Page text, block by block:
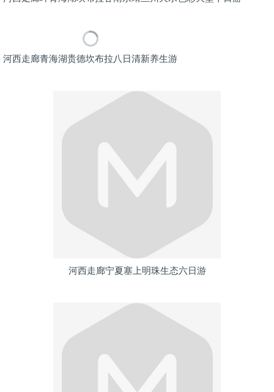
河西走廊青海湖贵德坎布拉八日清新养生游
河西走廊宁夏塞上明珠生态六日游